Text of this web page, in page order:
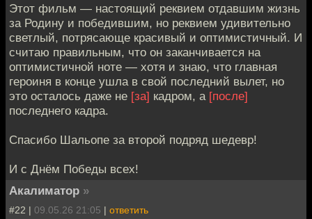
Этот фильм — настоящий реквием отдавшим жизнь
за Родину и победившим, но реквием удивительно
светлый, потрясающе красивый и оптимистичный. И
считаю правильным, что он заканчивается на
оптимистичной ноте — хотя и знаю, что главная
героиня в конце ушла в свой последний вылет, но
это осталось даже не [за] кадром, а [после]
последнего кадра.
Спасибо Шальопе за второй подряд шедевр!
И с Днём Победы всех!
Акалиматор »
#22 | 09.05.26 21:05 | ответить